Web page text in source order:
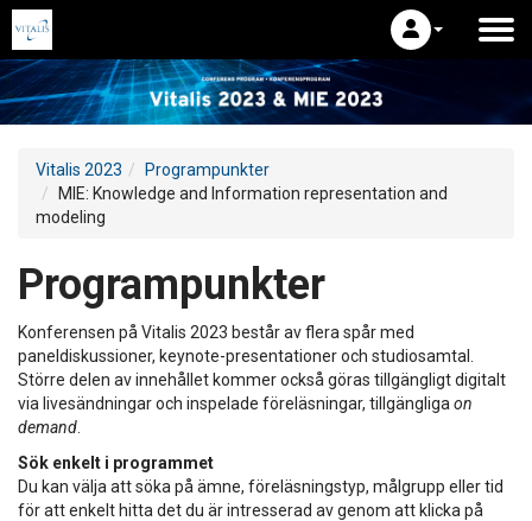
Vitalis 2023
Programpunkter
MIE: Knowledge and Information representation and
modeling
Programpunkter
Konferensen på Vitalis 2023 består av flera spår med
paneldiskussioner, keynote-presentationer och studiosamtal.
Större delen av innehållet kommer också göras tillgängligt digitalt
via livesändningar och inspelade föreläsningar, tillgängliga on
demand
Sök enkelt i programmet
Du kan välja att söka på ämne, föreläsningstyp, målgrupp eller tid
för att enkelt hitta det du är intresserad av genom att klicka på